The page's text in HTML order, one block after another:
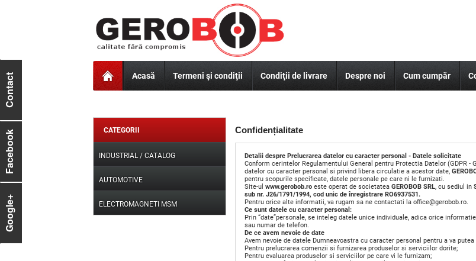
Acasă Termeni şi condiţii Condiţii de livrare Despre noi Cum cumpăr
Contact
Facebook
Google+
CATEGORII
INDUSTRIAL / CATALOG
AUTOMOTIVE
ELECTROMAGNETI MSM
Confidențialitate
Detalii despre Prelucrarea datelor cu caracter personal - Datele solicitate
Conform cerintelor Regulamentului General pentru Protectia Datelor (GDPR
datelor cu caracter personal si privind libera circulatie a acestor date,
pentru scopurile specificate, datele personale pe care ni le furnizati.
Site-ul www.gerobob.ro este operat de societatea GEROBOB SRL, cu sediul in
sub nr. J26/1791/1994, cod unic de înregistrare RO6937531.
Pentru orice alte informatii, va rugam sa ne contactati la office@gerobob.ro.
Ce sunt datele cu caracter personal:
Prin “date”personale, se inteleg datele unice individuale, adica orice
sau numar de telefon.
De ce avem nevoie de date
Avem nevoie de datele Dumneavoastra cu caracter personal pentru a va
Pentru prelucrarea comenzii si furnizarea produselor si serviciilor dorite;
Pentru evaluarea produselor si serviciilor pe care vi le furnizam;